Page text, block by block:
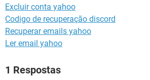
Excluir conta yahoo
Codigo de recuperação discord
Recuperar emails yahoo
Ler email yahoo
1 Respostas